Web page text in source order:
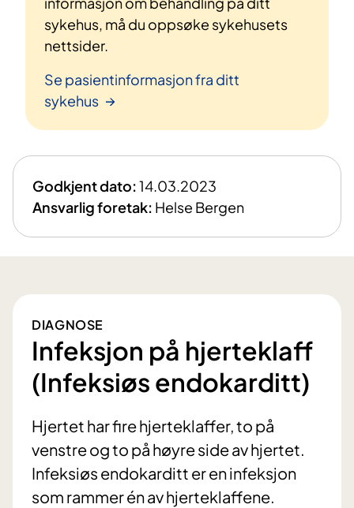
sykehus, må du oppsøke sykehusets
nettsider.
Se pasientinformasjon fra ditt
sykehus
Godkjent dato:14.03.2023
Ansvarlig foretak: Helse Bergen
DIAGNOSE
Infeksjon på hjerteklaff
(Infeksiøs endokarditt)
Hjertet har fire hjerteklaffer, to på
venstre og to på høyre side av hjertet.
Infeksiøs endokarditt er en infeksjon
som rammer én av hjerteklaffene.